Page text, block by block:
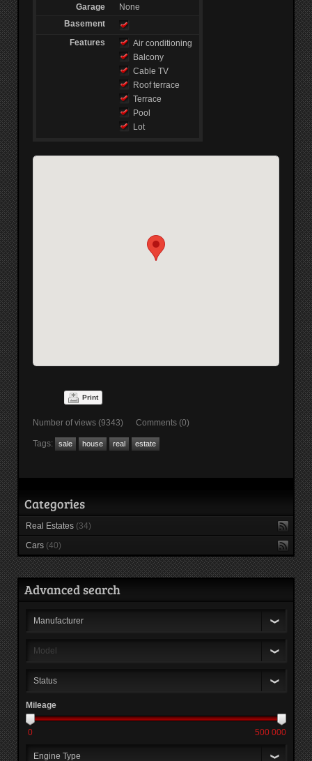
Garage
None
Basement
Features
Air conditioning
Balcony
Cable TV
Roof terrace
Terrace
Pool
Lot
Print
Number of views (9343) Comments (0)
Tags: sale house real estate
Categories
Real Estates (34)
Cars (40)
Advanced search
Manufacturer
Model
Status
Mileage
0
500 000
Engine